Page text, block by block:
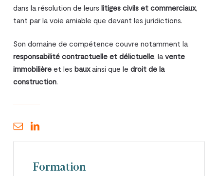
dans la résolution de leurs litiges civils et commerciaux,
tant par la voie amiable que devant les juridictions.
Son domaine de compétence couvre notamment la
responsabilité contractuelle et délictuelle, la vente
immobilièreet les bauxainsi que le droit de la
construction.
Formation